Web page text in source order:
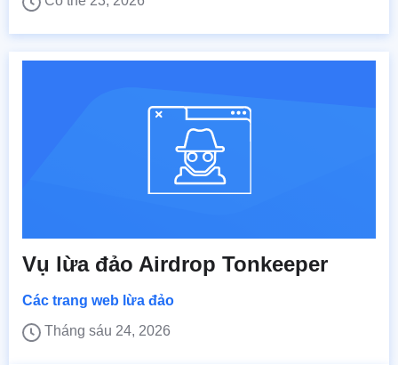
Vụ lừa đảo Airdrop Tonkeeper
Các trang web lừa đảo
Tháng sáu 24, 2026